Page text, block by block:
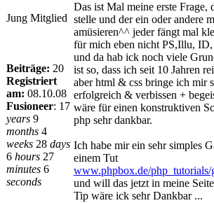
Jung Mitglied
Beiträge: 20
Registriert
am: 08.10.08
Fusioneer: 17
years 9
months 4
weeks 28 days
6 hours 27
minutes 6
seconds
Das ist Mal meine erste
stelle und der ein oder andere
amüsieren^^ jeder fängt mal
für mich eben nicht PS,Illu,
und da hab ick noch viele
ist so, dass ich seit 10 Jahren
aber html & css bringe ich mir
erfolgreich & verbissen +
wäre für einen konstruktiven
php sehr dankbar.
Ich habe mir ein sehr simples
einem Tut
www.phpbox.de/php_tutorials/
und will das jetzt in meine
Tip wäre ick sehr Dankbar ...